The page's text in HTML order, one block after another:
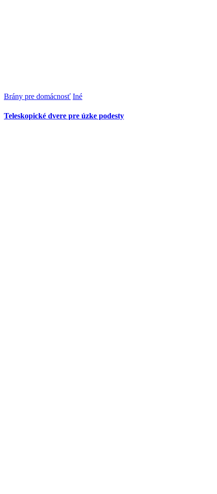
Brány pre domácnosť Iné
Teleskopické dvere pre úzke podesty